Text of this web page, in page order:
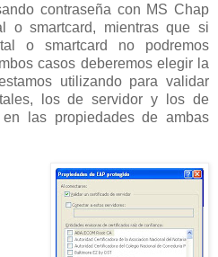
contraseña con MS Chap
o smartcard, mientras que si
o smartcard no podremos
casos deberemos elegir la
utilizando para validar
los de servidor y los de
las propiedades de ambas